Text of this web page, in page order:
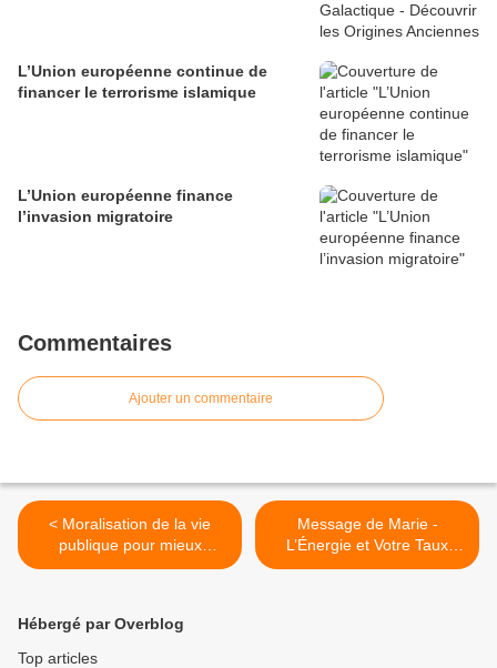
L’Union européenne continue de
financer le terrorisme islamique
L’Union européenne finance
l’invasion migratoire
Commentaires
Ajouter un commentaire
< Moralisation de la vie
publique pour mieux
démoraliser la France
Message de Marie -
L’Énergie et Votre Taux
Vibratoire >
Hébergé par Overblog
Top articles